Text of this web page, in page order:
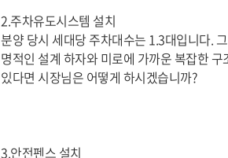
2.주차유도시스템 설치
분양 당시 세대당 주차대수는 1.3대입니다.
명적인 설계 하자와 미로에 가까운 복잡한
있다면 시장님은 어떻게 하시겠습니까?
3.안전펜스 설치